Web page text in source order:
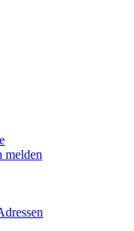
melden